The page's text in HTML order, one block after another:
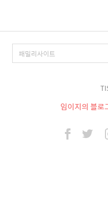
임이지의 블로